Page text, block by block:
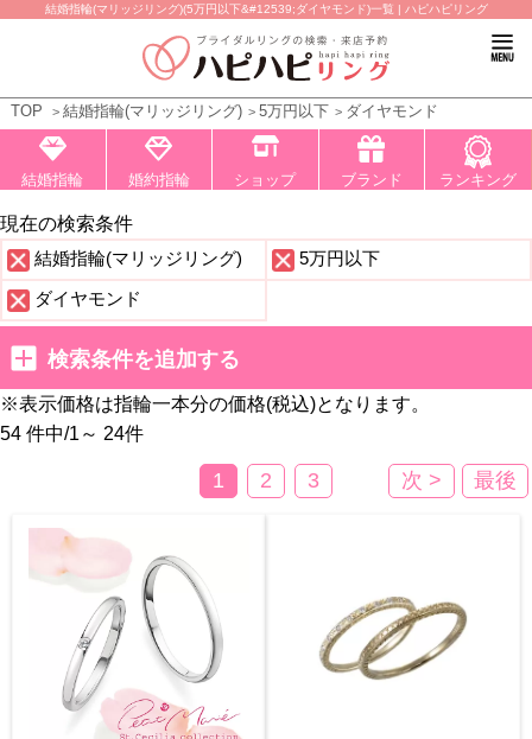
結婚指輪(マリッジリング)(5万円以下&#12539;ダイヤモンド)一覧 | ハピハピリング
TOP 結婚指輪(マリッジリング) 5万円以下 ダイヤモンド
結婚指輪 婚約指輪 ショップ ブランド ランキング
現在の検索条件
結婚指輪(マリッジリング) 5万円以下
ダイヤモンド
検索条件を追加する
※表示価格は指輪一本分の価格(税込)となります。
54 件中/1～ 24件
1 2 3 次 > 最後